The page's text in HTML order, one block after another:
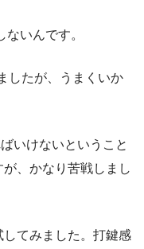
いんです。
したが、うまくいか
いけないということ
、かなり苦戦しまし
てみました。打鍵感